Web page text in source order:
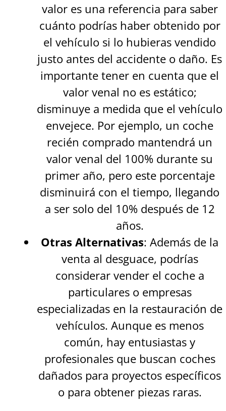
valor es una referencia para saber
cuánto podrías haber obtenido por
el vehículo si lo hubieras vendido
justo antes del accidente o daño. Es
importante tener en cuenta que el
valor venal no es estático;
disminuye a medida que el vehículo
envejece. Por ejemplo, un coche
recién comprado mantendrá un
valor venal del 100% durante su
primer año, pero este porcentaje
disminuirá con el tiempo, llegando
a ser solo del 10% después de 12
años.
Otras Alternativas: Además de la
venta al desguace, podrías
considerar vender el coche a
particulares o empresas
especializadas en la restauración de
vehículos. Aunque es menos
común, hay entusiastas y
profesionales que buscan coches
dañados para proyectos específicos
o para obtener piezas raras.